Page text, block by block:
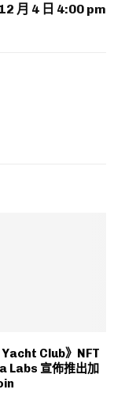
月 4 日 4:00 pm
Yacht Club》NFT
Labs 宣佈推出加